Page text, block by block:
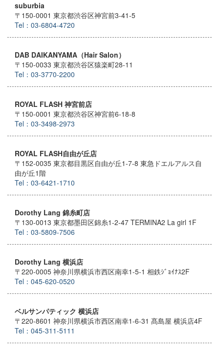
suburbia
〒150-0001 東京都渋谷区神宮前3-41-5
Tel：03-6804-4720
DAB DAIKANYAMA（Hair Salon）
〒150-0033 東京都渋谷区猿楽町28-11
Tel：03-3770-2200
ROYAL FLASH 神宮前店
〒150-0001 東京都渋谷区神宮前6-18-8
Tel：03-3498-2973
ROYAL FLASH自由が丘店
〒152-0035 東京都目黒区自由が丘1-7-8 東急ドエルアルス自
由が丘1階
Tel：03-6421-1710
Dorothy Lang 錦糸町店
〒130-0013 東京都墨田区錦糸1-2-47 TERMINA2 La girl 1F
Tel：03-5809-7506
Dorothy Lang 横浜店
〒220-0005 神奈川県横浜市西区南幸1-5-1 相鉄ｼﾞｮｲﾅｽ2F
Tel：045-620-0520
ベルサンパティック 横浜店
〒220-8601 神奈川県横浜市西区南幸1-6-31 髙島屋 横浜店4F
Tel：045-311-5111